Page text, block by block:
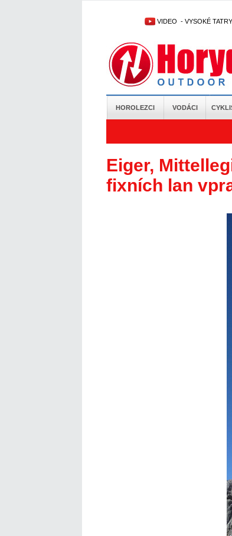
VIDEO - VYSOKÉ TATRY
HOROLEZCI VODÁCI
Eiger,
fixních lan